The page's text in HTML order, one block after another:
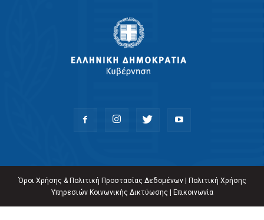
Όροι Χρήσης & Πολιτική Προστασίας Δεδομένων|
Πολιτική Χρήσης
Υπηρεσιών Κοινωνικής Δικτύωσης
Επικοινωνία